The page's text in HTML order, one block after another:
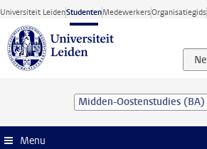
Ga direct naar de inhoud
Universiteit LeidenStudentenMedewerkersOrganisatiegids
Midden-Oostenstudies (BA)
Menu